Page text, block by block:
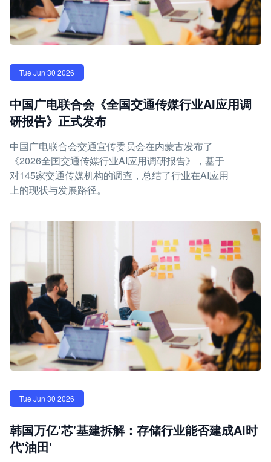
Tue Jun 30 2026
中国广电联合会《全国交通传媒行业AI应用调
研报告》正式发布
中国广电联合会交通宣传委员会在内蒙古发布了
《2026全国交通传媒行业AI应用调研报告》，基于
对145家交通传媒机构的调查，总结了行业在AI应用
上的现状与发展路径。
Tue Jun 30 2026
韩国万亿'芯'基建拆解：存储行业能否建成AI时
代'油田'